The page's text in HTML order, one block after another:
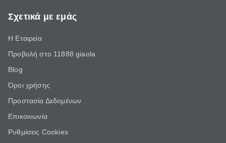
Σχετικά με εμάς
Η Εταιρεία
Προβολή στο 11888 giaola
Blog
Όροι χρήσης
Προστασία Δεδομένων
Επικοινωνία
Ρυθμίσεις Cookies